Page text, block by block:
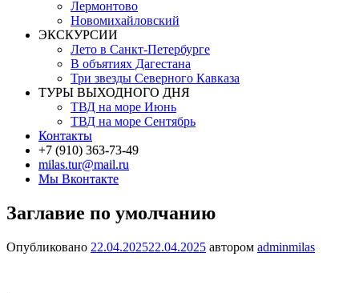
Лермонтово
Новомихайловский
ЭКСКУРСИИ
Лето в Санкт-Петербурге
В объятиях Дагестана
Три звезды Северного Кавказа
ТУРЫ ВЫХОДНОГО ДНЯ
ТВД на море Июнь
ТВД на море Сентябрь
Контакты
+7 (910) 363-73-49
milas.tur@mail.ru
Мы Вконтакте
Заглавие по умолчанию
Опубликовано 22.04.202522.04.2025 автором adminmilas